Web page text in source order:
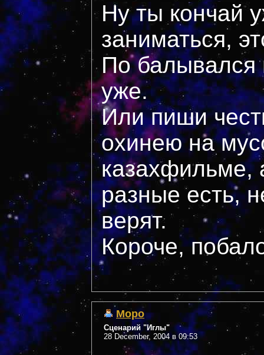
Ну ты кончай
заниматься,
По балывался
уже.
Или пиши
охинею на
казахфильме,
разные есть,
верят.
Короче,
Mopo
Сценарий "Иглы"
28 December, 2004 в 09:53